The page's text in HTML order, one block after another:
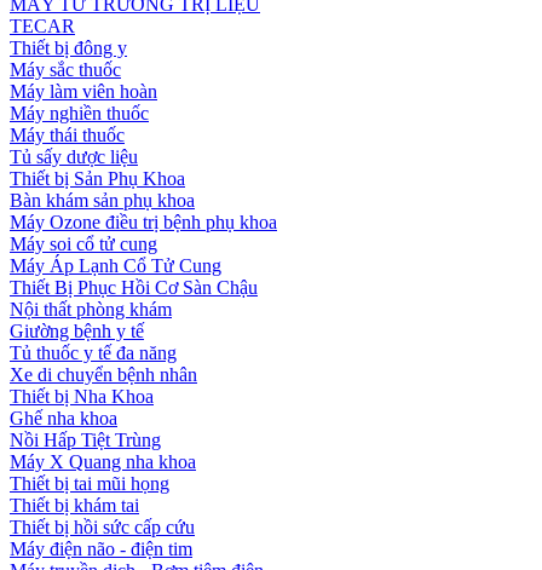
MÁY TỪ TRƯỜNG TRỊ LIỆU
TECAR
Thiết bị đông y
Máy sắc thuốc
Máy làm viên hoàn
Máy nghiền thuốc
Máy thái thuốc
Tủ sấy dược liệu
Thiết bị Sản Phụ Khoa
Bàn khám sản phụ khoa
Máy Ozone điều trị bệnh phụ khoa
Máy soi cổ tử cung
Máy Áp Lạnh Cổ Tử Cung
Thiết Bị Phục Hồi Cơ Sàn Chậu
Nội thất phòng khám
Giường bệnh y tế
Tủ thuốc y tế đa năng
Xe di chuyển bệnh nhân
Thiết bị Nha Khoa
Ghế nha khoa
Nồi Hấp Tiệt Trùng
Máy X Quang nha khoa
Thiết bị tai mũi họng
Thiết bị khám tai
Thiết bị hồi sức cấp cứu
Máy điện não - điện tim